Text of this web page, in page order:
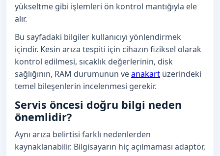
yükseltme gibi işlemleri ön kontrol mantığıyla ele
alır.
Bu sayfadaki bilgiler kullanıcıyı yönlendirmek
içindir. Kesin arıza tespiti için cihazın fiziksel olarak
kontrol edilmesi, sıcaklık değerlerinin, disk
sağlığının, RAM durumunun veanakart üzerindeki
temel bileşenlerin incelenmesi gerekir.
Servis öncesi doğru bilgi neden
önemlidir?
Aynı arıza belirtisi farklı nedenlerden
kaynaklanabilir. Bilgisayarın hiç açılmaması adaptör,